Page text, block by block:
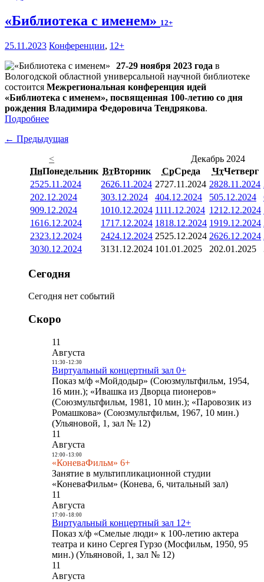
«Библиотека с именем» 12+
25.11.2023 Конференции, 12+
27-29 ноября 2023 года в
Вологодской областной универсальной научной библиотеке
состоится Межрегиональная конференция идей
«Библиотека с именем», посвященная 100-летию со дня
рождения Владимира Федоровича Тендрякова.
Подробнее
← Предыдущая
<
Декабрь 2024
ПнПонедельник ВтВторник СрСреда ЧтЧетверг
2525.11.2024 2626.11.2024 2727.11.2024 2828.11.2024
202.12.2024 303.12.2024 404.12.2024 505.12.2024
909.12.2024 1010.12.2024 1111.12.2024 1212.12.2024
1616.12.2024 1717.12.2024 1818.12.2024 1919.12.2024
2323.12.2024 2424.12.2024 2525.12.2024 2626.12.2024
3030.12.2024 3131.12.2024 101.01.2025 202.01.2025
Сегодня
Сегодня нет событий
Скоро
11
Августа
11:30- 12:30
Виртуальный концертный зал 0+
Показ м/ф «Мойдодыр» (Союзмультфильм, 1954,
16 мин.); «Ивашка из Дворца пионеров»
(Союзмультфильм, 1981, 10 мин.); «Паровозик из
Ромашкова» (Союзмультфильм, 1967, 10 мин.)
(Ульяновой, 1, зал № 12)
11
Августа
12:00- 13:00
«КоневаФильм» 6+
Занятие в мультипликационной студии
«КоневаФильм» (Конева, 6, читальный зал)
11
Августа
17:00- 18:00
Виртуальный концертный зал 12+
Показ х/ф «Смелые люди» к 100-летию актера
театра и кино Сергея Гурзо (Мосфильм, 1950, 95
мин.) (Ульяновой, 1, зал № 12)
11
Августа